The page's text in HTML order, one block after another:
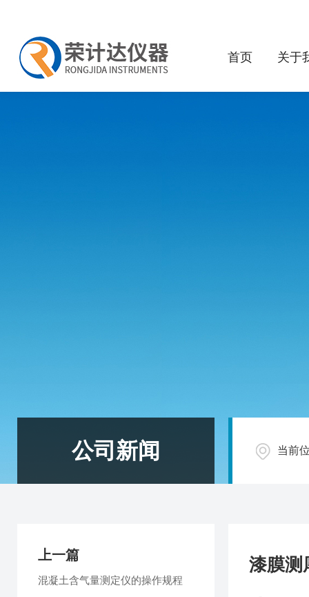
首页 关于
公司新闻 当前
漆膜测
上一篇
混凝土含气量测定仪的操作规程